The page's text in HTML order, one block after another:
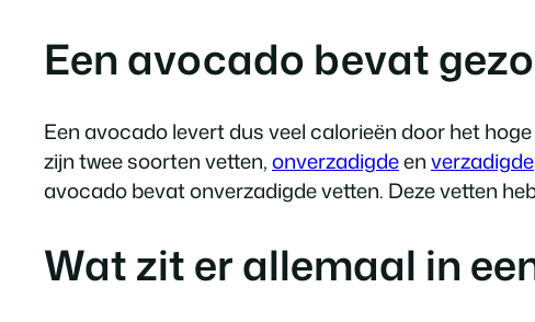
Een avocado bevat
Een avocado levert dus veel calorieën door het
zijn twee soorten vetten,onverzadigdeenverzadigde
avocado bevat onverzadigde vetten. Deze vetten
Wat zit er allemaal in